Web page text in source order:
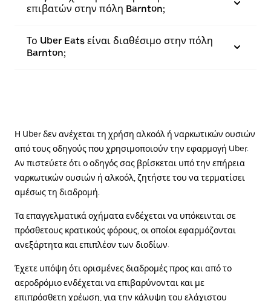
επιβατών στην πόλη Barnton;
Το Uber Eats είναι διαθέσιμο στην πόλη
Barnton;
Η Uber δεν ανέχεται τη χρήση αλκοόλ ή ναρκωτικών ουσιών
από τους οδηγούς που χρησιμοποιούν την εφαρμογή Uber.
Αν πιστεύετε ότι ο οδηγός σας βρίσκεται υπό την επήρεια
ναρκωτικών ουσιών ή αλκοόλ, ζητήστε του να τερματίσει
αμέσως τη διαδρομή.
Τα επαγγελματικά οχήματα ενδέχεται να υπόκεινται σε
πρόσθετους κρατικούς φόρους, οι οποίοι εφαρμόζονται
ανεξάρτητα και επιπλέον των διοδίων.
Έχετε υπόψη ότι ορισμένες διαδρομές προς και από το
αεροδρόμιο ενδέχεται να επιβαρύνονται και με
επιπρόσθετη χρέωση, για την κάλυψη του ελάχιστου